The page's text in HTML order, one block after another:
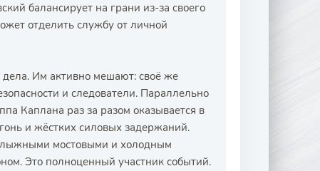
балансирует на грани из-за своего
отделить службу от личной
Им активно мешают: своё же
и следователи. Параллельно
Каплана раз за разом оказывается в
и жёстких силовых задержаний.
мостовыми и холодным
Это полноценный участник событий.